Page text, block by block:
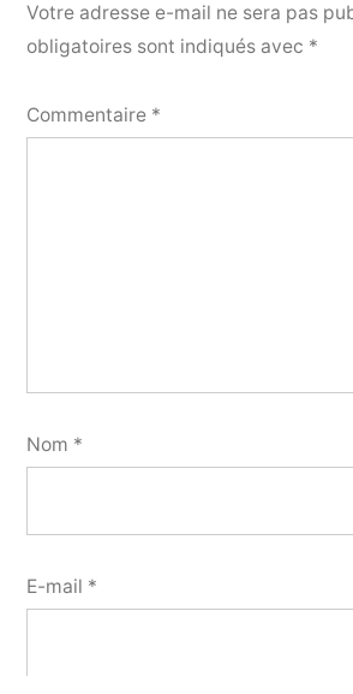
Votre adresse e-mail ne sera pas
obligatoires sont indiqués avec *
Commentaire *
Nom *
E-mail *